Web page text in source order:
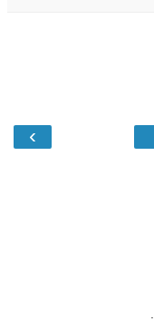
›